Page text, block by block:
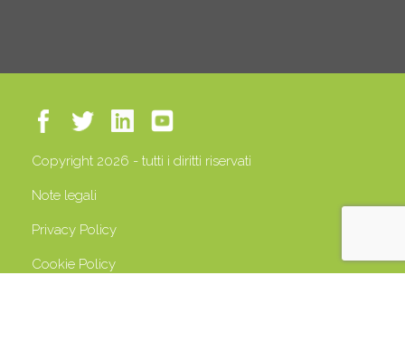
Copyright 2026 - tutti i diritti riservati
Note legali
Privacy Policy
Cookie Policy